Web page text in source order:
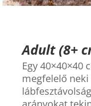
Adult (8+
Egy 40×40×40
megfelelő neki